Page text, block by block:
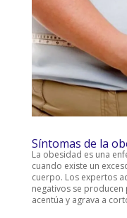
Síntomas de la
La obesidad es una
cuando existe un
cuerpo. Los expertos
negativos se
acentúa y agrava a